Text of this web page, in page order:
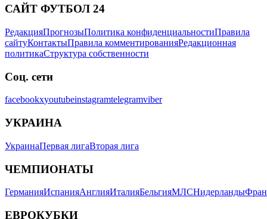
САЙТ ФУТБОЛ 24
РедакцияПрогнозыПолитика конфиденциальностиПравила
сайтуКонтактыПравила комментированияРедакционная
политикаСтруктура собственности
Соц. сети
facebookxyoutubeinstagramtelegramviber
УКРАИНА
УкраинаПервая лигаВторая лига
ЧЕМПИОНАТЫ
ГерманияИспанияАнглияИталияБельгияМЛСНидерланды
ЕВРОКУБКИ